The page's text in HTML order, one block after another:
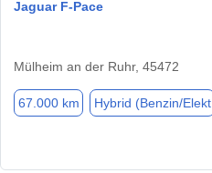
Jaguar F-Pace
Mülheim an der Ruhr, 45472
67.000 km Hybrid (Benzin/Elekt